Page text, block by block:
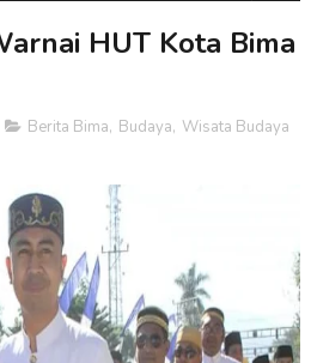
HUT Kota Bima
Berita Bima, Budaya, Wisata Budaya